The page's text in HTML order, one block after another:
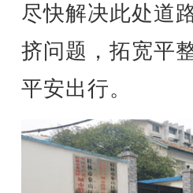
尽快解决此处道
挤问题，拓宽平
平安出行。